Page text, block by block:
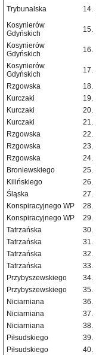
Trybunalska
14.
Kosynierów
Gdyńskich
15.
Kosynierów
Gdyńskich
16.
Kosynierów
Gdyńskich
17.
Rzgowska 18.
Kurczaki
19.
Kurczaki
20.
Kurczaki
21.
Rzgowska
22.
Rzgowska
23.
Rzgowska
24.
Broniewskiego
25.
Kilińskiego
26.
Śląska
27.
Konspiracyjnego WP
28.
Konspiracyjnego WP
29.
Tatrzańska
30.
Tatrzańska
31.
Tatrzańska
32.
Tatrzańska
33.
Przybyszewskiego
34.
Przybyszewskiego
35.
Niciarniana
36.
Niciarniana
37.
Niciarniana
38.
Piłsudskiego
39.
Piłsudskiego
40.